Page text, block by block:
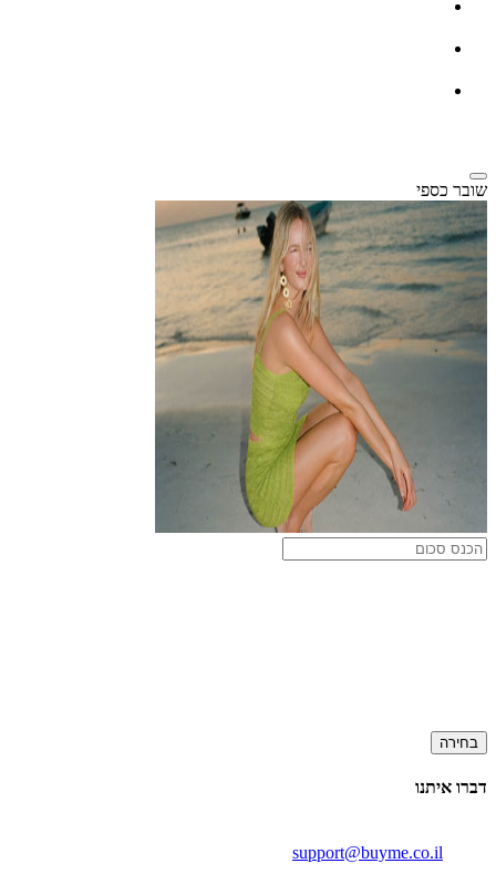
שובר כספי
בחירה
דברו איתנו
support@buyme.co.il